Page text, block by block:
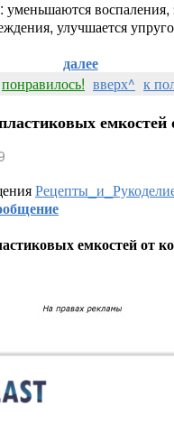
уменьшаются
улучшается
далее
понравилось! вверх^ к
емкостей от